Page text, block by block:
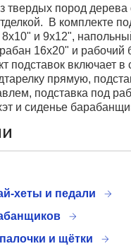
твердых пород дерева
В комплекте
и 9x12",
16x20" и рабочий
подставок включает в
прямую,
подставка под
и сиденье
хеты и педали
и щётки